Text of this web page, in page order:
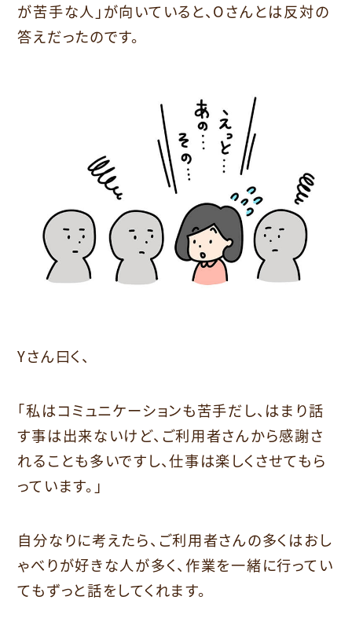
が苦手な人」が向いていると、Oさんとは反対の
答えだったのです。
Yさん曰く、
「私はコミュニケーションも苦手だし、はまり話
す事は出来ないけど、ご利用者さんから感謝さ
れることも多いですし、仕事は楽しくさせてもら
っています。」
自分なりに考えたら、ご利用者さんの多くはおし
ゃべりが好きな人が多く、作業を一緒に行ってい
てもずっと話をしてくれます。